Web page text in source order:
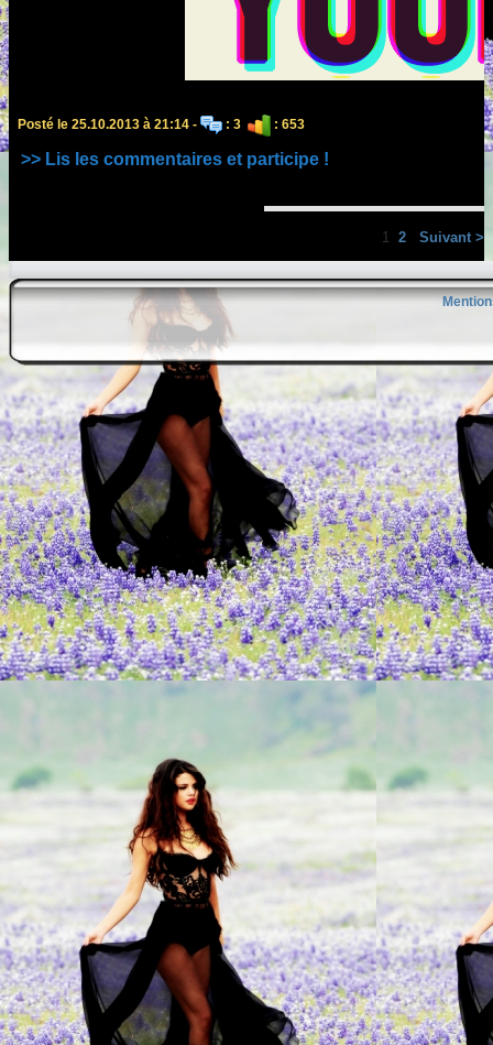
Posté le 25.10.2013 à 21:14 - : 3 : 653
>> Lis les commentaires et participe !
1 2 Suivant >